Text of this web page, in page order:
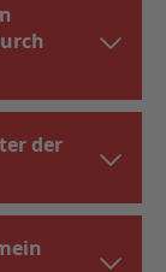
der